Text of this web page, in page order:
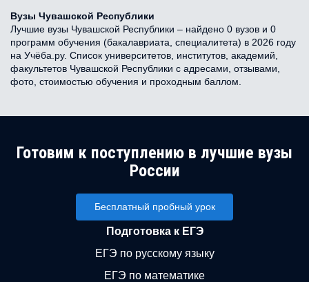
Вузы Чувашской Республики
Лучшие вузы Чувашской Республики – найдено 0 вузов и 0
программ обучения (бакалавриата, специалитета) в 2026 году
на Учёба.ру. Список университетов, институтов, академий,
факультетов Чувашской Республики с адресами, отзывами,
фото, стоимостью обучения и проходным баллом.
Готовим к поступлению в лучшие вузы
России
Бесплатный пробный урок
Подготовка к ЕГЭ
ЕГЭ по русскому языку
ЕГЭ по математике